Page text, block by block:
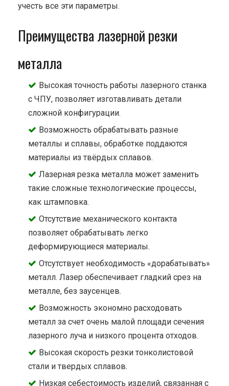
учесть все эти параметры.
Преимущества лазерной резки
металла
Высокая точность работы лазерного станка
с ЧПУ, позволяет изготавливать детали
сложной конфигурации.
Возможность обрабатывать разные
металлы и сплавы, обработке поддаются
материалы из твёрдых сплавов.
Лазерная резка металла может заменить
такие сложные технологические процессы,
как штамповка.
Отсутствие механического контакта
позволяет обрабатывать легко
деформирующиеся материалы.
Отсутствует необходимость «дорабатывать»
металл. Лазер обеспечивает гладкий срез на
металле, без заусенцев.
Возможность экономно расходовать
металл за счет очень малой площади сечения
лазерного луча и низкого процента отходов.
Высокая скорость резки тонколистовой
стали и твердых сплавов.
Низкая себестоимость изделий, связанная с